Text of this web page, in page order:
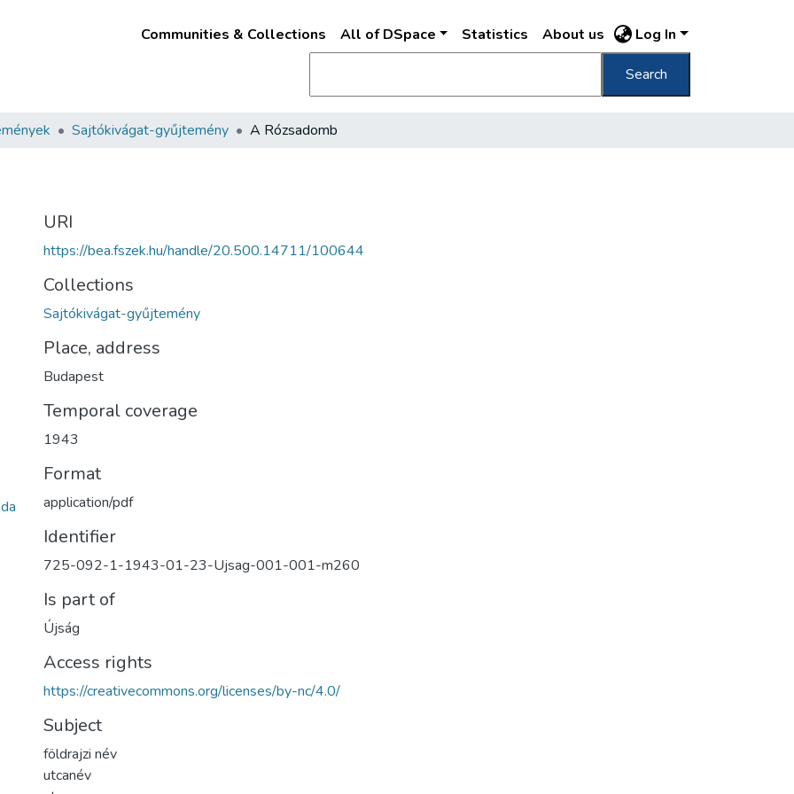
Communities & Collections All of DSpace Statistics About us Log In
Search
Sajtókivágat-gyűjtemény A Rózsadomb
URI
https://bea.fszek.hu/handle/20.500.14711/100644
Collections
Sajtókivágat-gyűjtemény
Place, address
Budapest
Temporal coverage
1943
Format
application/pdf
Identifier
725-092-1-1943-01-23-Ujsag-001-001-m260
Is part of
Újság
Access rights
https://creativecommons.org/licenses/by-nc/4.0/
Subject
földrajzi név
utcanév